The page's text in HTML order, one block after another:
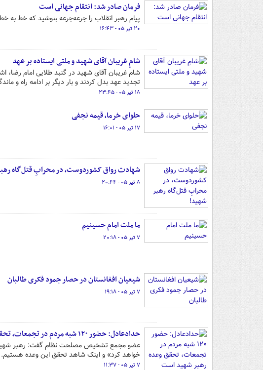
فرمان صادر شد: انتقام جهانی است
پیام رهبر انقلاب را جرعه‌جرعه بنوشید که خط
۲۰ تیر ۰۵ - ۱۶:۴۳
شامِ غریبان آقای شهید و ملتی ایستاده بر عهد
شام غریبان آقای شهید در گنبد طلایی امام رضا،
تجدید عهد بدل کردند و بار دیگر بر ادامه راه و
۱۸ تیر ۰۵ - ۲۳:۴۵
حلوای خرما، قیمه نجفی
۱۷ تیر ۰۵ - ۱۶:۰۱
شهادت رواق کشوردوست، در محرابِ قتل‌گاه
۸ تیر ۰۵ - ۲۰:۴۴
ما ملت امام حسینیم
۷ تیر ۰۵ - ۲۰:۱۸
شیعیان افغانستان در حصار جمود فکری طالبان
۷ تیر ۰۵ - ۱۹:۱۸
حدادعادل: حضور ۱۲۰ شبه مردم در تجمعات، تحقق وعده رهبر شهید است
عضو مجمع تشخیص مصلحت نظام گفت: رهبر شهید
خواهد کرد» و اینک شاهد تحقق این وعده هستیم.
۷ تیر ۰۵ - ۱۱:۳۷